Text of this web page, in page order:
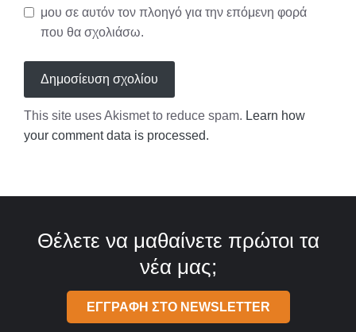
μου σε αυτόν τον πλοηγό για την επόμενη φορά
που θα σχολιάσω.
This site uses Akismet to reduce spam. Learn how
your comment data is processed.
Θέλετε να μαθαίνετε πρώτοι τα
νέα μας;
ΕΓΓΡΑΦΗ ΣΤΟ NEWSLETTER